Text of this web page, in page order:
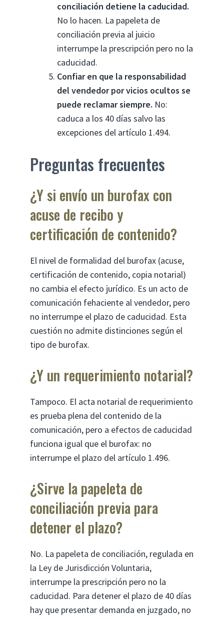
conciliación detiene la caducidad.
No lo hacen. La papeleta de
conciliación previa al juicio
interrumpe la prescripción pero no la
caducidad.
Confiar en que la responsabilidad
del vendedor por vicios ocultos se
puede reclamar siempre. No:
caduca a los 40 días salvo las
excepciones del artículo 1.494.
Preguntas frecuentes
¿Y si envío un burofax con
acuse de recibo y
certificación de contenido?
El nivel de formalidad del burofax (acuse,
certificación de contenido, copia notarial)
no cambia el efecto jurídico. Es un acto de
comunicación fehaciente al vendedor, pero
no interrumpe el plazo de caducidad. Esta
cuestión no admite distinciones según el
tipo de burofax.
¿Y un requerimiento notarial?
Tampoco. El acta notarial de requerimiento
es prueba plena del contenido de la
comunicación, pero a efectos de caducidad
funciona igual que el burofax: no
interrumpe el plazo del artículo 1.496.
¿Sirve la papeleta de
conciliación previa para
detener el plazo?
No. La papeleta de conciliación, regulada en
la Ley de Jurisdicción Voluntaria,
interrumpe la prescripción pero no la
caducidad. Para detener el plazo de 40 días
hay que presentar demanda en juzgado, no